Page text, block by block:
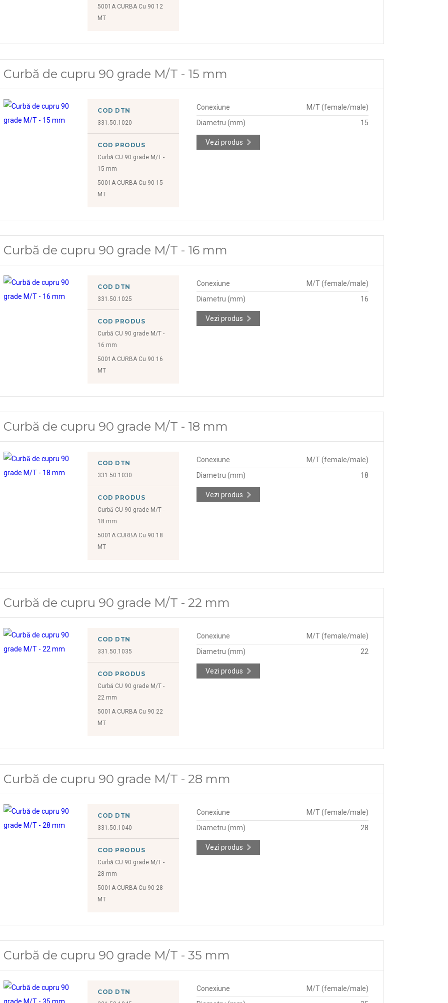
5001A CURBA Cu 90 12
MT
Curbă de cupru 90 grade M/T - 15 mm
COD DTN
331.50.1020
COD PRODUS
Curbă CU 90 grade M/T -
15 mm
5001A CURBA Cu 90 15
MT
Conexiune
M/T (female/male)
Diametru (mm)
15
Vezi produs
Curbă de cupru 90 grade M/T - 16 mm
COD DTN
331.50.1025
COD PRODUS
Curbă CU 90 grade M/T -
16 mm
5001A CURBA Cu 90 16
MT
Conexiune
M/T (female/male)
Diametru (mm)
16
Vezi produs
Curbă de cupru 90 grade M/T - 18 mm
COD DTN
331.50.1030
COD PRODUS
Curbă CU 90 grade M/T -
18 mm
5001A CURBA Cu 90 18
MT
Conexiune
M/T (female/male)
Diametru (mm)
18
Vezi produs
Curbă de cupru 90 grade M/T - 22 mm
COD DTN
331.50.1035
COD PRODUS
Curbă CU 90 grade M/T -
22 mm
5001A CURBA Cu 90 22
MT
Conexiune
M/T (female/male)
Diametru (mm)
22
Vezi produs
Curbă de cupru 90 grade M/T - 28 mm
COD DTN
331.50.1040
COD PRODUS
Curbă CU 90 grade M/T -
28 mm
5001A CURBA Cu 90 28
MT
Conexiune
M/T (female/male)
Diametru (mm)
28
Vezi produs
Curbă de cupru 90 grade M/T - 35 mm
COD DTN Conexiune
M/T (female/male)